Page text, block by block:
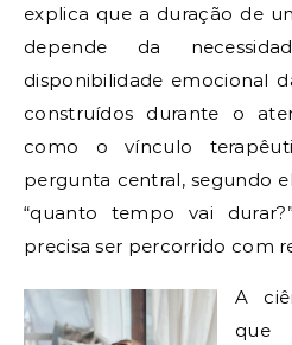
explica que a duração de
depende da
disponibilidade emocional
construídos durante o
como o vínculo
pergunta central, segundo
“quanto tempo vai
precisa ser percorrido com
A